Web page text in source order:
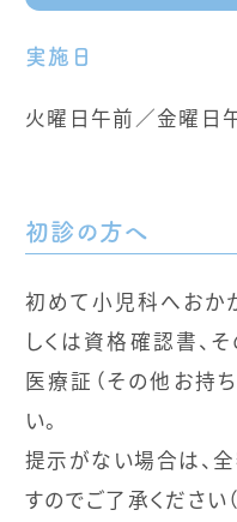
実施日
火曜日午前／金曜日
初診の方へ
初めて小児科へおか
しくは資格確認書、
医療証（その他お持
い。
提示がない場合は、
すのでご了承ください